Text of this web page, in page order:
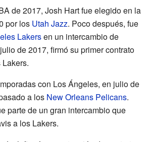
de 2017, Josh Hart fue elegido en la
por los Utah Jazz. Poco después, fue
Lakersen un intercambio de
de 2017, firmó su primer contrato
con Los Ángeles, en julio de
a los New Orleans Pelicans.
parte de un gran intercambio que
a los Lakers.